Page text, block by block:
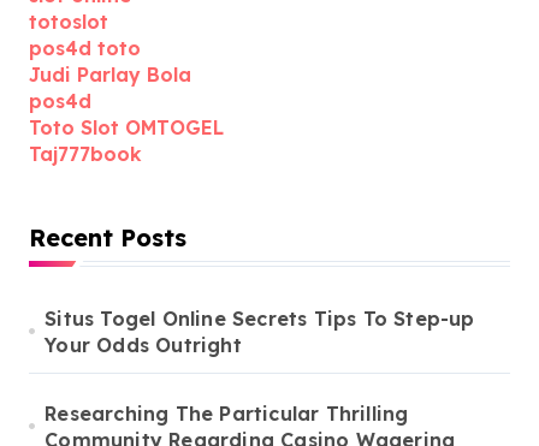
totoslot
pos4d toto
Judi Parlay Bola
pos4d
Toto Slot OMTOGEL
Taj777book
Recent Posts
Situs Togel Online Secrets Tips To Step-up
Your Odds Outright
Researching The Particular Thrilling
Community Regarding Casino Wagering